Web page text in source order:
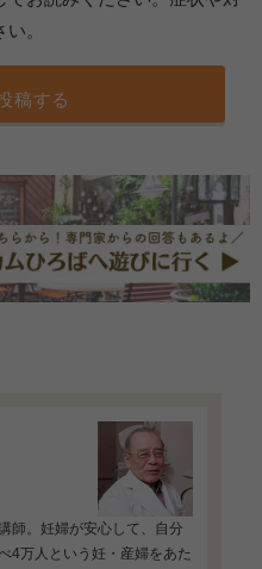
。
稿する
師。妊婦が安心して、自分
4万人という妊・産婦をあた